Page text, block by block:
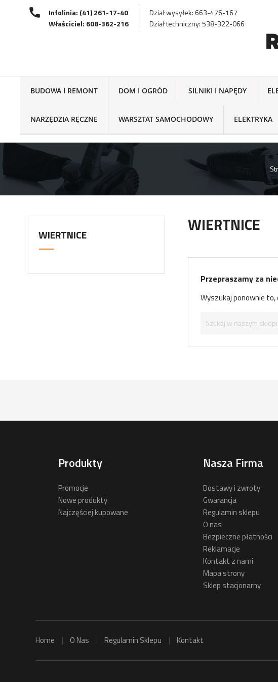
Infolinia: (41) 261-17-40
Właściciel: 608-362-216
Dział wysyłek: 663-476-167
Dział techniczny: 538-322-066
BUDOWA I REMONT DOM I OGRÓD SILNIKI I NAPĘDY
NARZĘDZIA RĘCZNE WARSZTAT SAMOCHODOWY ELEKTRYKA
WIERTNICE WIERTNICE
Przepraszamy za
Wyszukaj ponownie to,
Produkty
Promocje
Nowe produkty
Najczęściej kupowane
Nasza Firma
Dostawy i zwroty
Gwarancja
Regulamin sklepu
O nas
Bezpieczne płatności
Reklamacje
Kontakt z nami
Mapa strony
Sklep stacjonarny
Home O Nas Regulamin Sklepu Kontakt